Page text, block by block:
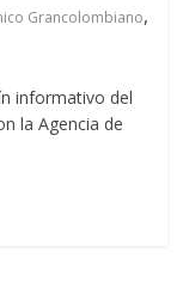
Grancolombiano,
informativo del
la Agencia de